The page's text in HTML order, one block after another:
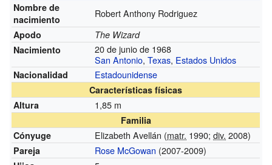
Nombre de
nacimiento
Robert Anthony Rodriguez
Apodo
The Wizard
Nacimiento
20 de junio de 1968
San Antonio,Texas, Estados Unidos
Nacionalidad Estadounidense
Características físicas
Altura
1,85 m
Familia
Cónyuge
Elizabeth Avellán (matr. 1990;div. 2008)
Pareja Rose McGowan (2007-2009)